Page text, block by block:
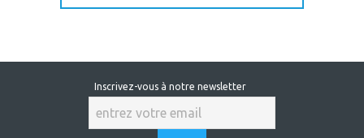
Inscrivez-vous à notre newsletter